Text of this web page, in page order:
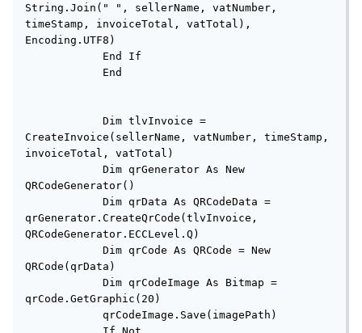
String.Join(" ", sellerName, vatNumber,
timeStamp, invoiceTotal, vatTotal),
Encoding.UTF8)
            End If
            End
            Dim tlvInvoice =
CreateInvoice(sellerName, vatNumber, timeStamp,
invoiceTotal, vatTotal)
            Dim qrGenerator As New
QRCodeGenerator()
            Dim qrData As QRCodeData =
qrGenerator.CreateQrCode(tlvInvoice,
QRCodeGenerator.ECCLevel.Q)
            Dim qrCode As QRCode = New
QRCode(qrData)
            Dim qrCodeImage As Bitmap =
qrCode.GetGraphic(20)
            qrCodeImage.Save(imagePath)